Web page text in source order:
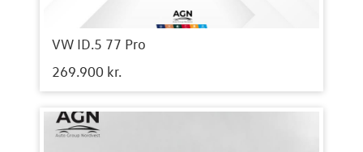
VW ID.5 77 Pro
269.900 kr.